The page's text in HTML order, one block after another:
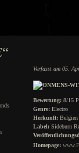
“
Verfasst am 05.
Bewertung:8/15
Genre:Electro
Herkunft:Belgien
Label:Sideburn
Homepage: